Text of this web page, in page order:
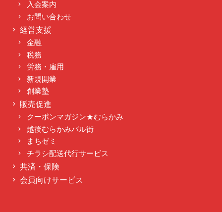
入会案内
お問い合わせ
経営支援
金融
税務
労務・雇用
新規開業
創業塾
販売促進
クーポンマガジン★むらかみ
越後むらかみバル街
まちゼミ
チラシ配送代行サービス
共済・保険
会員向けサービス